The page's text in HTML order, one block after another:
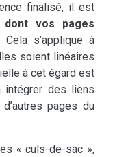
finalisé, il est
vos pages
Cela s’applique à
soient linéaires
à cet égard est
intégrer des liens
pages du
« culs-de-sac »,